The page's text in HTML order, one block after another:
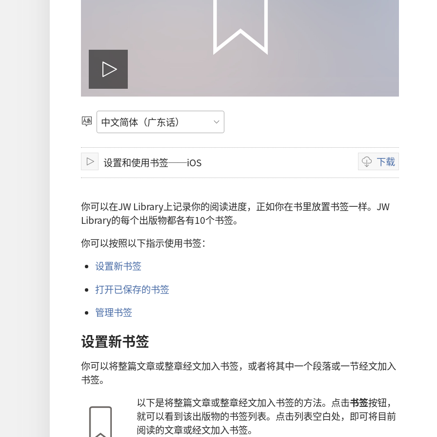
播
放
影
选
语
言播
放
设置和使用书签──iOS 下载
录
像
载
你可以在JW Library上记录你的阅读进度，正如你在书里放置书签一样。JW
Library的每个出版物都各有10个书签。
你可以按照以下指示使用书签：
设置新书签
打开已保存的书签
管理书签
设置新书签
你可以将整篇文章或整章经文加入书签，或者将其中一个段落或一节经文加入
书签。
以下是将整篇文章或整章经文加入书签的方法。点击书签按钮，
就可以看到该出版物的书签列表。点击列表空白处，即可将目前
阅读的文章或经文加入书签。